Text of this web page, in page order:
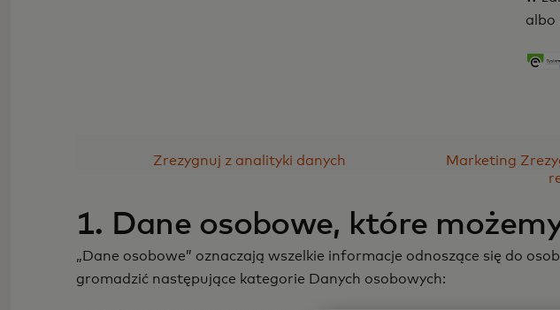
albo
Zrezygnuj z analityki danych
Marketing
1. Dane osobowe, które
„Dane osobowe” oznaczają wszelkie informacje odnoszące się do
gromadzić następujące kategorie Danych osobowych: